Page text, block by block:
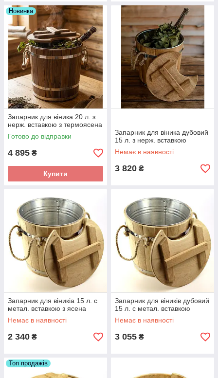
Новинка
Запарник для віника 20 л. з
нерж. вставкою з термоясена
Готово до відправки
4 895 ₴
Купити
Запарник для віника дубовий
15 л. з нерж. вставкою
Немає в наявності
3 820 ₴
Запарник для віникіа 15 л. с
метал. вставкою з ясена
Немає в наявності
2 340 ₴
Запарник для віників дубовий
15 л. с метал. вставкою
Немає в наявності
3 055 ₴
Топ продажів